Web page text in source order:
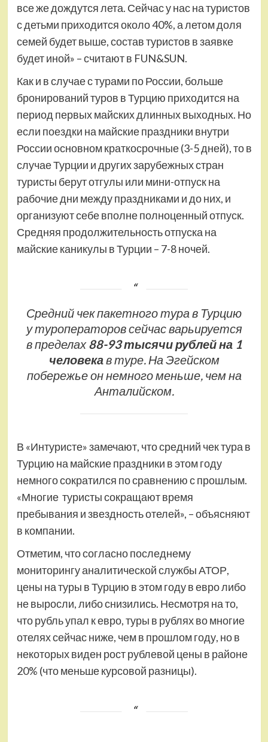
все же дождутся лета. Сейчас у нас на туристов
с детьми приходится около 40%, а летом доля
семей будет выше, состав туристов в заявке
будет иной» – считают в FUN&SUN.
Как и в случае с турами по России, больше
бронирований туров в Турцию приходится на
период первых майских длинных выходных. Но
если поездки на майские праздники внутри
России основном краткосрочные (3-5 дней), то в
случае Турции и других зарубежных стран
туристы берут отгулы или мини-отпуск на
рабочие дни между праздниками и до них, и
организуют себе вполне полноценный отпуск.
Средняя продолжительность отпуска на
майские каникулы в Турции – 7-8 ночей.
Средний чек пакетного тура в Турцию
у туроператоров сейчас варьируется
в пределах88-93 тысячи рублей на 1
человека в туре. На Эгейском
побережье он немного меньше, чем на
Анталийском.
В «Интуристе» замечают, что средний чек тура в
Турцию на майские праздники в этом году
немного сократился по сравнению с прошлым.
«Многие туристы сокращают время
пребывания и звездность отелей», – объясняют
в компании.
Отметим, что согласно последнему
мониторингу аналитической службы АТОР,
цены на туры в Турцию в этом году в евро либо
не выросли, либо снизились. Несмотря на то,
что рубль упал к евро, туры в рублях во многие
отелях сейчас ниже, чем в прошлом году, но в
некоторых виден рост рублевой цены в районе
20% (что меньше курсовой разницы).